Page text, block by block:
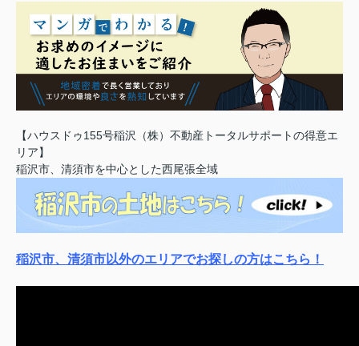
【ハウスドゥ155号稲沢（株）不動産トータルサポートの得意エ
リア】
稲沢市、清須市を中心とした西尾張全域
稲沢市、清須市以外のエリアでお探しの方はこちら！